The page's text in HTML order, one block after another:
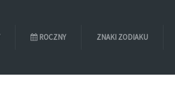
ROCZNY ZNAKI ZODIAKU